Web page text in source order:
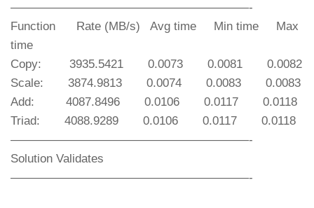
————————————————————-
Function Rate (MB/s) Avg time Min time Max
time
Copy: 3935.5421 0.0073 0.0081 0.0082
Scale: 3874.9813 0.0074 0.0083 0.0083
Add: 4087.8496 0.0106 0.0117 0.0118
Triad: 4088.9289 0.0106 0.0117 0.0118
————————————————————-
Solution Validates
————————————————————-